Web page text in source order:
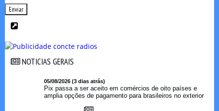
Enviar
NOTICIAS GERAIS
05/08/2026 (3 dias atrás)
Pix passa a ser aceito em comércios de oito países e
amplia opções de pagamento para brasileiros no exterior